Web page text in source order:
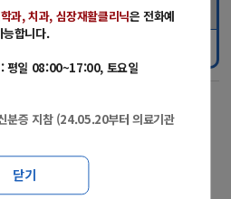
과, 치과, 심장재활클리닉은 전화예
능합니다.
평일 08:00~17:00, 토요일
분증 지참 (24.05.20부터 의료기관
닫기
의료진 검색
근 교수
아]천식, 알러지, 호흡기
아천식알러지센터)